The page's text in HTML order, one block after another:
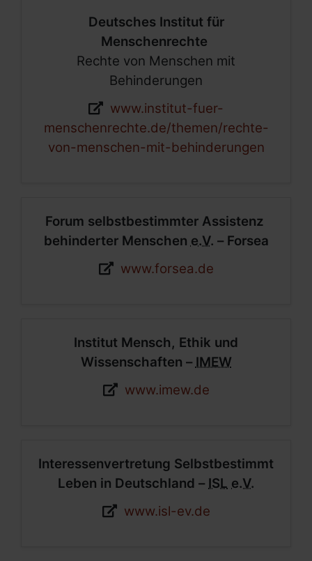
Deutsches Institut für
Menschenrechte
Rechte von Menschen mit
Behinderungen
Webseite:
www.institut-fuer-
menschenrechte.de/themen/rechte-
von-menschen-mit-behinderungen
Forum selbstbestimmter Assistenz
behinderter Menschen e.V. – Forsea
Webseite:
www.forsea.de
Institut Mensch, Ethik und
Wissenschaften – IMEW
Webseite:
www.imew.de
Interessenvertretung Selbstbestimmt
Leben in Deutschland – ISL e.V.
Webseite:
www.isl-ev.de